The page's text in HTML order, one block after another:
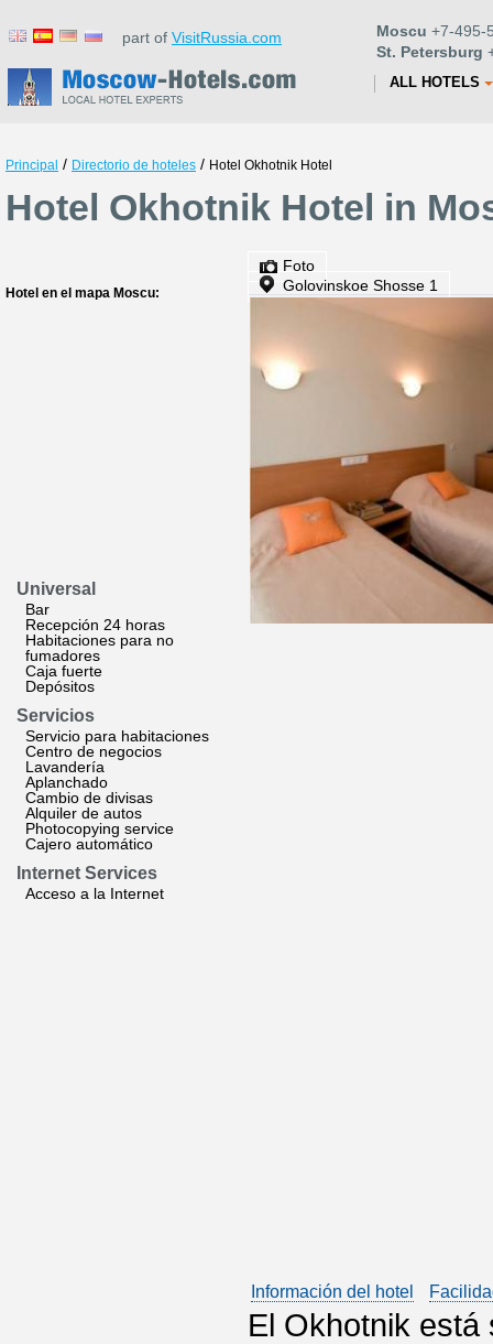
part of VisitRussia.com Moscu +7-495-
St. Petersburg
ALL HOTELS
Principal / Directorio de hoteles / Hotel Okhotnik Hotel
Hotel Okhotnik Hotel in
Hotel en el mapa Moscu:
Universal
Bar
Recepción 24 horas
Habitaciones para no
fumadores
Caja fuerte
Depósitos
Servicios
Servicio para habitaciones
Centro de negocios
Lavandería
Aplanchado
Cambio de divisas
Alquiler de autos
Photocopying service
Cajero automático
Internet Services
Acceso a la Internet
Foto
Golovinskoe Shosse 1
Información del hotel
El Okhotnik está